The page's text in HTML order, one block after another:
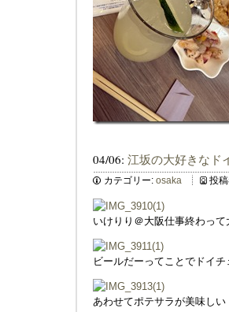
04/06: 江坂の大好きなド
カテゴリー: osaka 投
いけりり＠大阪仕事終わっ
ビールだーってことでドイ
あわせてポテサラが美味しい